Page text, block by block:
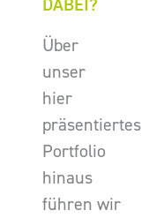
DABEI?
Über
unser
hier
präsentiertes
Portfolio
hinaus
führen wir